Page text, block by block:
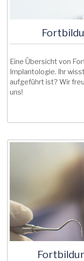
Eine Übersicht von
Implantologie. Ihr
aufgeführt ist? Wir
uns!